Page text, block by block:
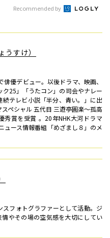
Recommended by
すけ）
優デビュー。以後ドラマ、映画、
25」「うたコン」の司会やナレー
テレビ小説「半分、青い。」に出
ペシャル 五代目 三遊亭圓楽～孤高
秀賞を受賞 。20年NHK大河ドラマ
ュース情報番組「めざまし８」のメ
フォトグラファーとして活動。ジ
やその場の空気感を大切にしてい